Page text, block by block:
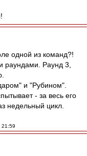
одной из команд?!
раундами. Раунд 3,
и "Рубином".
- за весь его
недельный цикл.
21:59